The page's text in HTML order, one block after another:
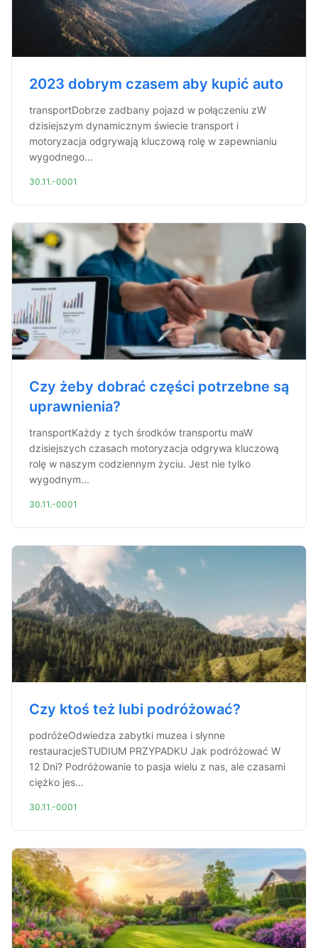
2023 dobrym czasem aby kupić auto
transportDobrze zadbany pojazd w połączeniu zW
dzisiejszym dynamicznym świecie transport i
motoryzacja odgrywają kluczową rolę w zapewnianiu
wygodnego...
30.11.-0001
Czy żeby dobrać części potrzebne są
uprawnienia?
transportKażdy z tych środków transportu maW
dzisiejszych czasach motoryzacja odgrywa kluczową
rolę w naszym codziennym życiu. Jest nie tylko
wygodnym...
30.11.-0001
Czy ktoś też lubi podróżować?
podróżeOdwiedza zabytki muzea i słynne
restauracjeSTUDIUM PRZYPADKU Jak podróżować W
12 Dni? Podróżowanie to pasja wielu z nas, ale czasami
ciężko jes...
30.11.-0001